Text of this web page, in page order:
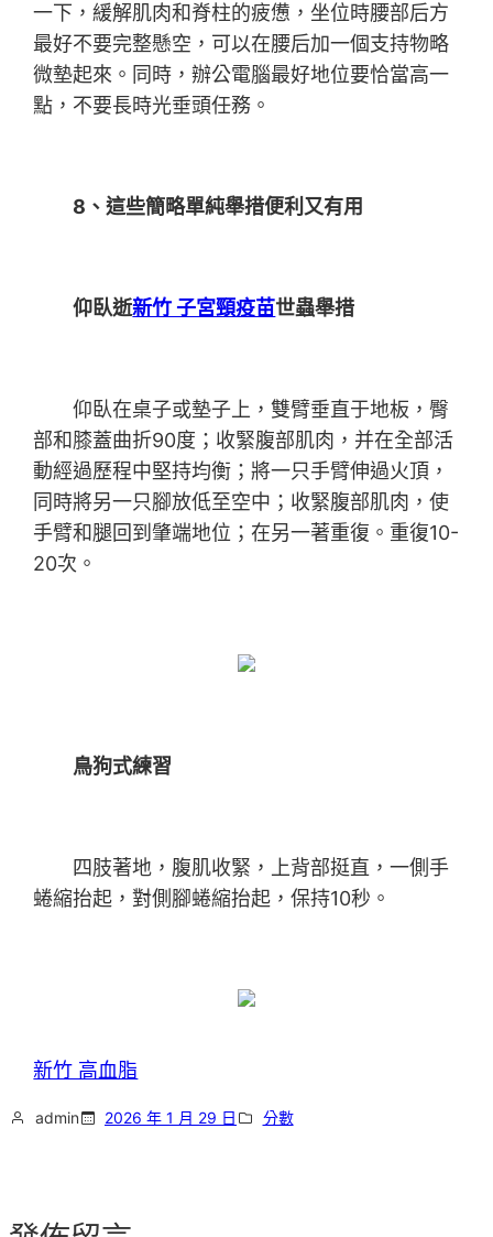
一下，緩解肌肉和脊柱的疲憊，坐位時腰部后方
最好不要完整懸空，可以在腰后加一個支持物略
微墊起來。同時，辦公電腦最好地位要恰當高一
點，不要長時光垂頭任務。
8、這些簡略單純舉措便利又有用
仰臥逝新竹 子宮頸疫苗世蟲舉措
仰臥在桌子或墊子上，雙臂垂直于地板，臀
部和膝蓋曲折90度；收緊腹部肌肉，并在全部活
動經過歷程中堅持均衡；將一只手臂伸過火頂，
同時將另一只腳放低至空中；收緊腹部肌肉，使
手臂和腿回到肇端地位；在另一著重復。重復10-
20次。
鳥狗式練習
四肢著地，腹肌收緊，上背部挺直，一側手
蜷縮抬起，對側腳蜷縮抬起，保持10秒。
新竹 高血脂
admin 2026 年 1 月 29 日 分數